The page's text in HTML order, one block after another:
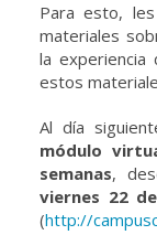
Para esto, les
materiales
la experiencia
estos
Al día
módulo
semanas,
viernes 22
(http://